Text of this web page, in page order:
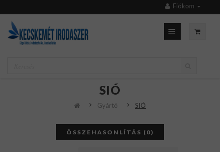
Fiókom
SIÓ
Gyártó SIÓ
ÖSSZEHASONLÍTÁS (0)